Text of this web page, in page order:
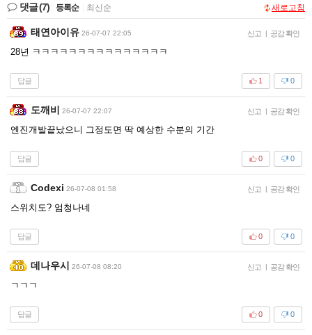
댓글(7) 등록순 최신순 새로고침
태연아이유 26-07-07 22:05 신고 | 공감 확인
28년 ㅋㅋㅋㅋㅋㅋㅋㅋㅋㅋㅋㅋㅋㅋㅋ
답글 0
1
도깨비 26-07-07 22:07 신고 | 공감 확인
엔진개발끝났으니 그정도면 딱 예상한 수분의 기간
답글 0
0
Codexi 26-07-08 01:58 신고 | 공감 확인
스위치도? 엄청나네
답글 0
0
데나우시 26-07-08 08:20 신고 | 공감 확인
ㄱㄱㄱ
답글 0
0